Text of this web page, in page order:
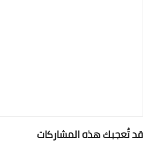
قد تُعجبك هذه المشاركات